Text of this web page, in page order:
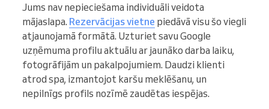
Jums nav nepieciešama individuāli veidota
mājaslapa. Rezervācijas vietne piedāvā visu šo viegli
atjaunojamā formātā. Uzturiet savu Google
uzņēmuma profilu aktuālu ar jaunāko darba laiku,
fotogrāfijām un pakalpojumiem. Daudzi klienti
atrod spa, izmantojot karšu meklēšanu, un
nepilnīgs profils nozīmē zaudētas iespējas.